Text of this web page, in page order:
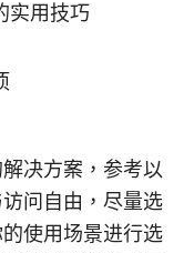
实用技巧
决方案，参考以
问自由，尽量选
使用场景进行选